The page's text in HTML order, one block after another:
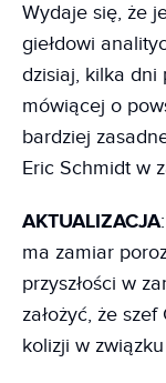
Wydaje się, że
giełdowi
dzisiaj, kilka dni
mówiącej o
bardziej
Eric Schmidt w
AKTUALIZACJA
ma zamiar
przyszłości w
założyć, że
kolizji w